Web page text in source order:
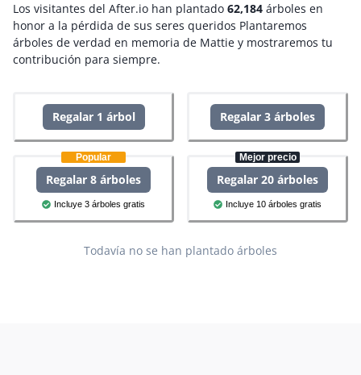
Los visitantes del After.io han plantado 62,184 árboles en
honor a la pérdida de sus seres queridos Plantaremos
árboles de verdad en memoria de Mattie y mostraremos tu
contribución para siempre.
Regalar 1 árbol Regalar 3 árboles
Popular
Regalar 8 árboles
Incluye 3 árboles gratis
Mejor precio
Regalar 20 árboles
Incluye 10 árboles gratis
Todavía no se han plantado árboles